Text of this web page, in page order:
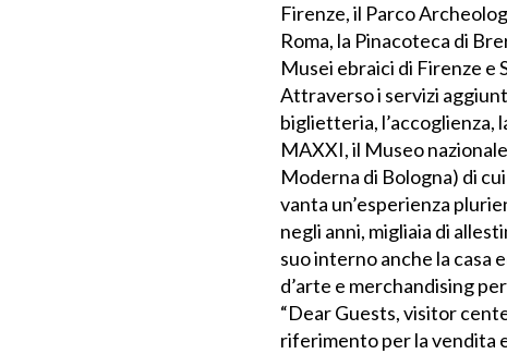
Firenze, il Parco
Roma, la Pinacoteca di
Musei ebraici di Firenze e
Attraverso i servizi
biglietteria, l’accoglienza,
MAXXI, il Museo
Moderna di Bologna) di
vanta un’esperienza
negli anni, migliaia di
suo interno anche la casa
d’arte e merchandising
“Dear Guests, visitor
riferimento per la vendita